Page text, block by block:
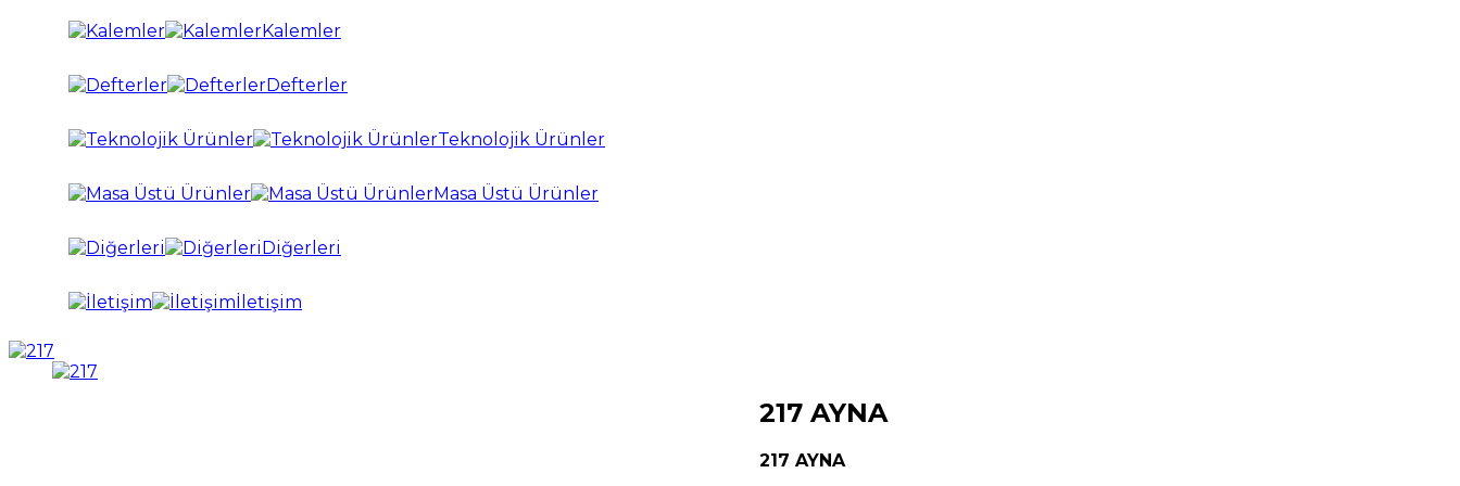
Kalemler
Defterler
Teknolojik Ürünler
Masa Üstü Ürünler
Diğerleri
İletişim
217 AYNA
217 AYNA